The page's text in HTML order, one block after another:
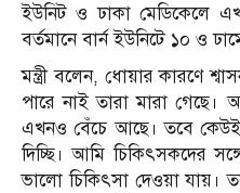
ইউনিট ও ঢাকা মেডিকেলে
বর্তমানে বার্ন ইউনিটে ১০ ও
মন্ত্রী বলেন, ধোয়ার কারণে
পারে নাই তারা মারা গেছে।
এখনও বেঁচে আছে। তবে কেউই
দিচ্ছি। আমি চিকিৎসকদের
ভালো চিকিৎসা দেওয়া